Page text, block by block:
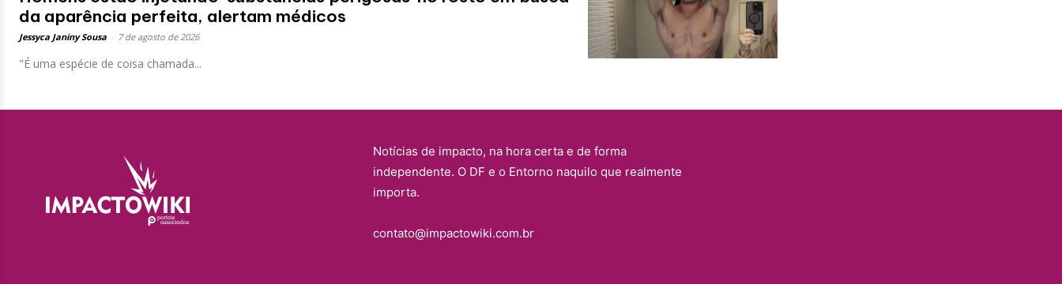
da aparência perfeita, alertam médicos
Jessyca Janiny Sousa 7 de agosto de 2026
"É uma espécie de coisa chamada...
Notícias de impacto, na hora certa e de forma
independente. O DF e o Entorno naquilo que realmente
importa.
contato@impactowiki.com.br